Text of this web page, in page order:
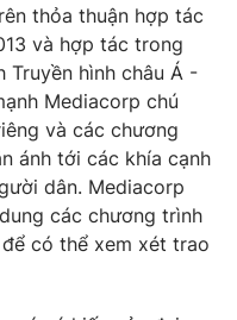
sản
lòng Việt
mình bằng AI
thỏa thuận hợp tác
và hợp tác trong
Truyền hình châu Á -
Mediacorp chú
và các chương
ánh tới các khía cạnh
dân. Mediacorp
các chương trình
có thể xem xét trao